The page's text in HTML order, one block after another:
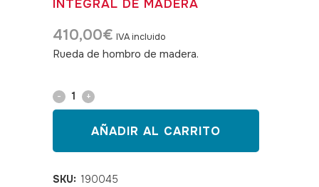
INTEGRAL DE MADERA
410,00€ IVA incluido
Rueda de hombro de madera.
Rueda
hombro
con
AÑADIR AL CARRITO
SKU: 190045